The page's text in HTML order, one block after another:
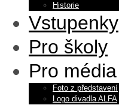
Historie
Vstupenky
Pro školy
Pro média
Foto z představení
Logo divadla ALFA